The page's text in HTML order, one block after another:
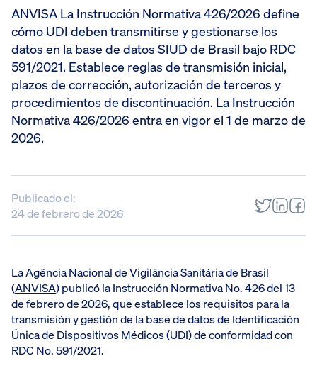
ANVISA La Instrucción Normativa 426/2026 define
cómo UDI deben transmitirse y gestionarse los
datos en la base de datos SIUD de Brasil bajo RDC
591/2021. Establece reglas de transmisión inicial,
plazos de corrección, autorización de terceros y
procedimientos de discontinuación. La Instrucción
Normativa 426/2026 entra en vigor el 1 de marzo de
2026.
Publicado el:
24 de febrero de 2026
La Agência Nacional de Vigilância Sanitária de Brasil
(ANVISA) publicó la Instrucción Normativa No. 426 del 13
de febrero de 2026, que establece los requisitos para la
transmisión y gestión de la base de datos de Identificación
Única de Dispositivos Médicos (UDI) de conformidad con
RDC No. 591/2021.